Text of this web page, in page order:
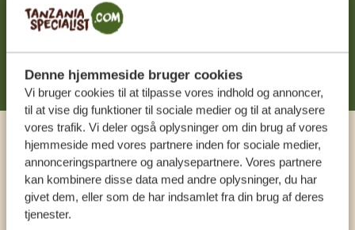
Denne hjemmeside bruger cookies
Vi bruger cookies til at tilpasse vores indhold og annoncer,
til at vise dig funktioner til sociale medier og til at analysere
vores trafik. Vi deler også oplysninger om din brug af vores
hjemmeside med vores partnere inden for sociale medier,
annonceringspartnere og analysepartnere. Vores partnere
kan kombinere disse data med andre oplysninger, du har
givet dem, eller som de har indsamlet fra din brug af deres
tjenester.
PLANLÆGNINGEN NU
Ring til en ekspert
VORES SPECIALISTER SIDDER KLAR TIL AT